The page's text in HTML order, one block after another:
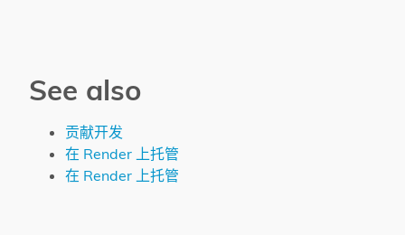
See also
贡献开发
在 Render 上托管
在 Render 上托管